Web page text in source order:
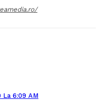
La 6:09 AM